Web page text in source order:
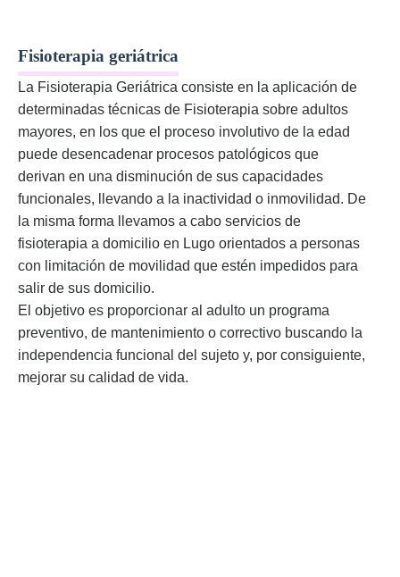
Fisioterapia geriátrica
La Fisioterapia Geriátrica consiste en la aplicación de
determinadas técnicas de Fisioterapia sobre adultos
mayores, en los que el proceso involutivo de la edad
puede desencadenar procesos patológicos que
derivan en una disminución de sus capacidades
funcionales, llevando a la inactividad o inmovilidad. De
la misma forma llevamos a cabo servicios de
fisioterapia a domicilio en Lugo orientados a personas
con limitación de movilidad que estén impedidos para
salir de sus domicilio.
El objetivo es proporcionar al adulto un programa
preventivo, de mantenimiento o correctivo buscando la
independencia funcional del sujeto y, por consiguiente,
mejorar su calidad de vida.